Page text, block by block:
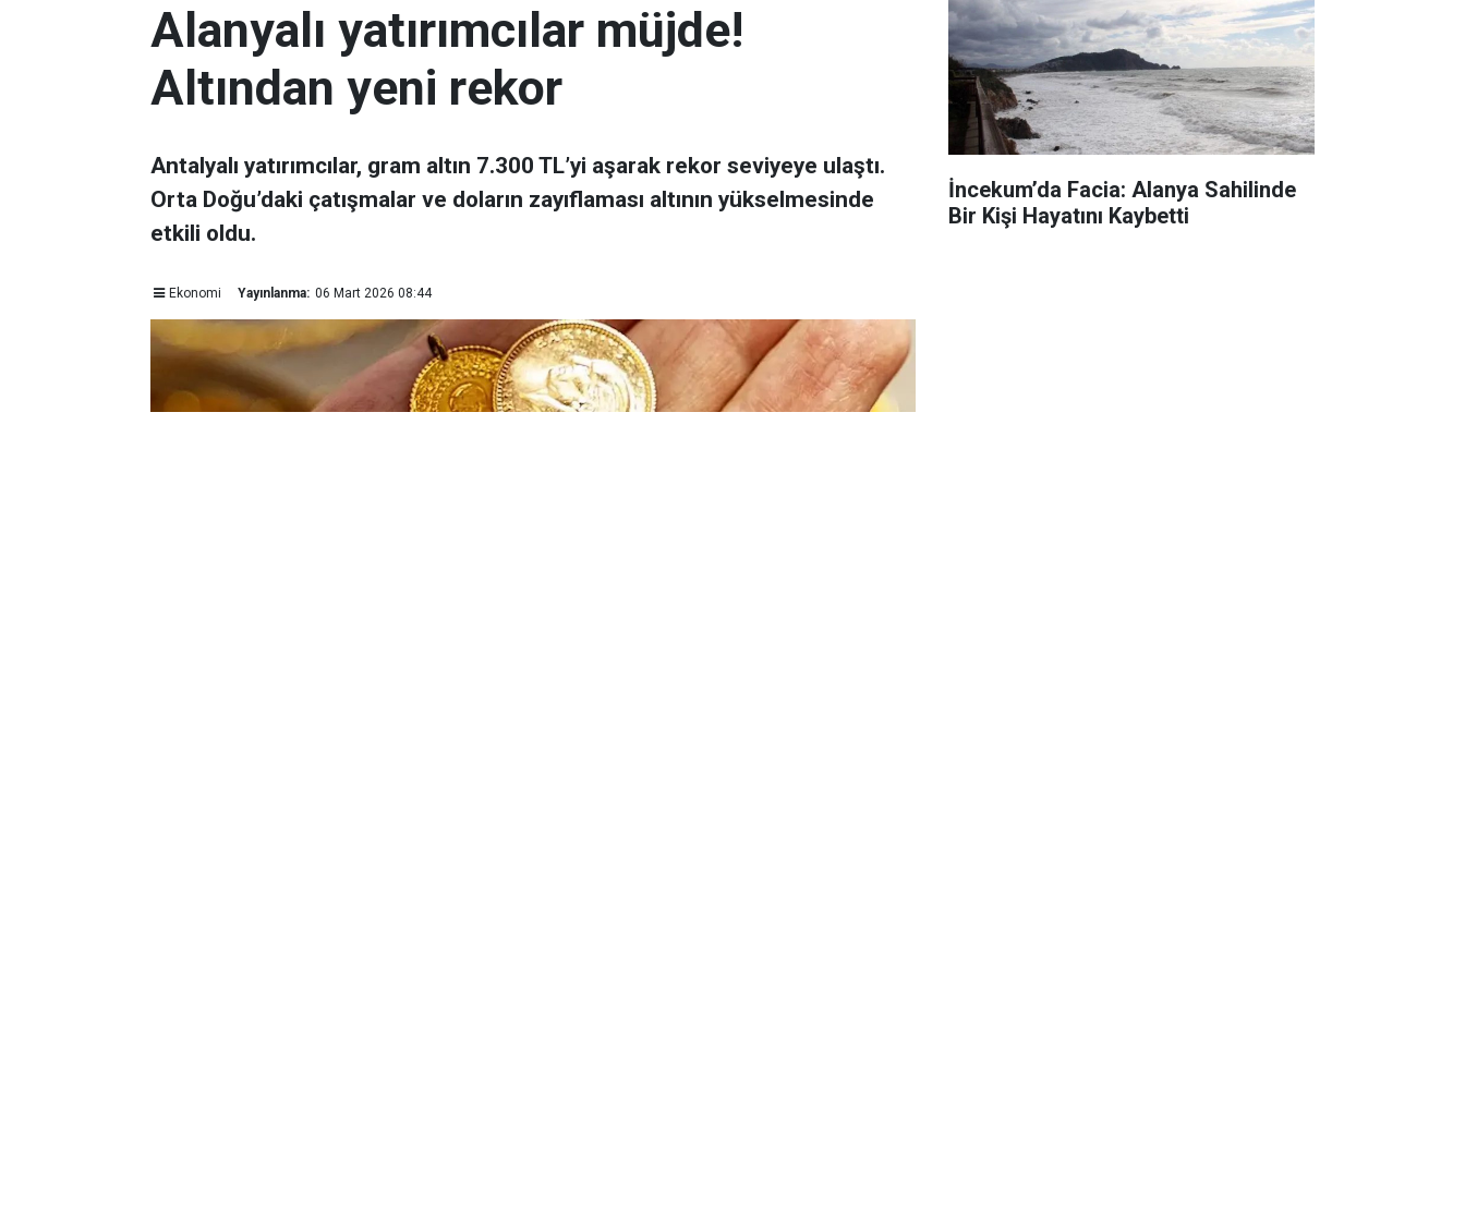
Alanyalı yatırımcılar müjde!
Altından yeni rekor
Antalyalı yatırımcılar, gram altın 7.300 TL’yi aşarak rekor seviyeye ulaştı.
Orta Doğu’daki çatışmalar ve doların zayıflaması altının yükselmesinde
etkili oldu.
Ekonomi Yayınlanma: 06 Mart 2026 08:44
İncekum’da Facia: Alanya Sahilinde
Bir Kişi Hayatını Kaybetti